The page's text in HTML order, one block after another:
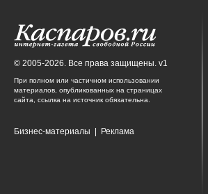
© 2005-2026. Все права защищены. v1
При полном или частичном использовании
материалов, опубликованных на страницах
сайта, ссылка на источник обязательна.
Бизнес-материалы Реклама